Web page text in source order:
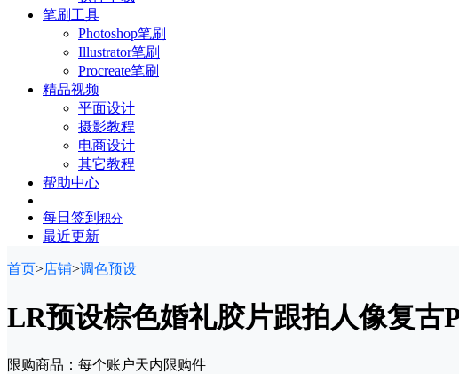
笔刷工具
Photoshop笔刷
Illustrator笔刷
Procreate笔刷
精品视频
平面设计
摄影教程
电商设计
其它教程
帮助中心
|
每日签到 积分
最近更新
首页>店铺>调色预设
LR预设棕色婚礼胶片跟拍人像复
限购商品：每个账户天内限购件